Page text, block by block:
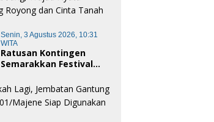
Senin, 3 Agustus 2026, 10:31
WITA
Ratusan Kontingen
Semarakkan Festival
Wujud Nyata Semangat
Gotong Royong dan
Cinta Tanah Air